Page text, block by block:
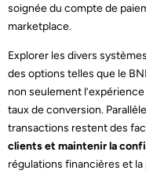
soignée du compte de
marketplace.
Explorer les divers
des options telles que le
non seulement
taux de conversion.
transactions restent des
clients et maintenir la
régulations financières et